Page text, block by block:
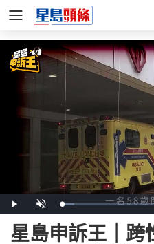
Play Unmute Loaded:
8.23%
星島申訴王｜跨